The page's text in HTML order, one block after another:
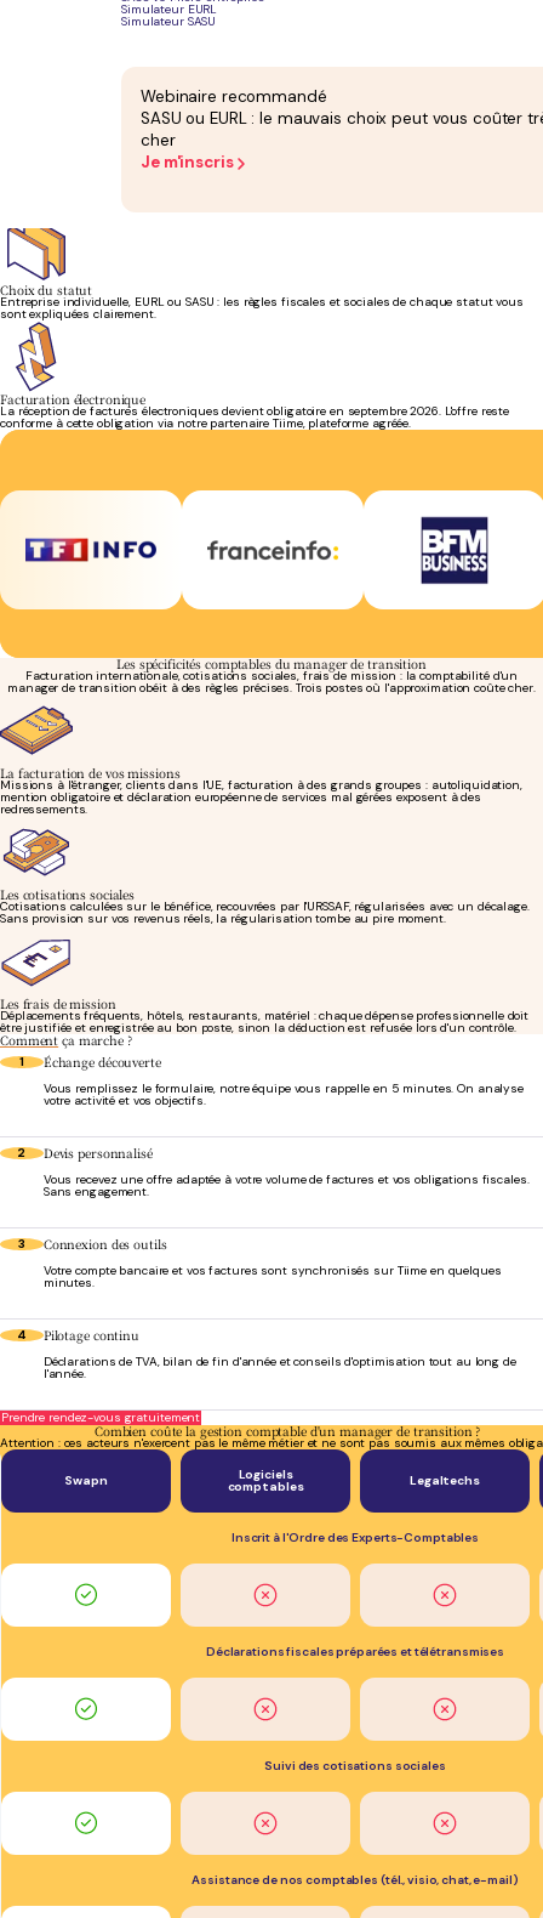
Simulateur EURL
Simulateur SASU
Webinaire recommandé
SASU ou EURL : le mauvais choix peut vous coûter
cher
Je m'inscris
Vos cotisations sont suivies sur vos chiffres réels. Les régularisations sont anticipées, plus
de mauvaise surprise en fin d'année.
est traitée selon les bonnes règles.
Choix du statut
Entreprise individuelle, EURL ou SASU : les règles fiscales et sociales de chaque statut vous
sont expliquées clairement.
Facturation électronique
La réception de factures électroniques devient obligatoire en septembre 2026. L'offre reste
conforme à cette obligation via notre partenaire Tiime, plateforme agréée.
Les spécificités comptables du manager de transition
Facturation internationale, cotisations sociales, frais de mission : la comptabilité d'un
manager de transition obéit à des règles précises. Trois postes où l'approximation coûte cher.
La facturation de vos missions
Missions à l'étranger, clients dans l'UE, facturation à des grands groupes : autoliquidation,
mention obligatoire et déclaration européenne de services mal gérées exposent à des
redressements.
Les cotisations sociales
Cotisations calculées sur le bénéfice, recouvrées par l'URSSAF, régularisées avec un décalage.
Sans provision sur vos revenus réels, la régularisation tombe au pire moment.
Les frais de mission
Déplacements fréquents, hôtels, restaurants, matériel : chaque dépense professionnelle doit
être justifiée et enregistrée au bon poste, sinon la déduction est refusée lors d'un contrôle.
Comment ça marche ?
1 Échange découverte
Vous remplissez le formulaire, notre équipe vous rappelle en 5 minutes. On analyse
votre activité et vos objectifs.
2 Devis personnalisé
Vous recevez une offre adaptée à votre volume de factures et vos obligations fiscales.
Sans engagement.
3 Connexion des outils
Votre compte bancaire et vos factures sont synchronisés sur Tiime en quelques
minutes.
4 Pilotage continu
Déclarations de TVA, bilan de fin d'année et conseils d'optimisation tout au long de
l'année.
Prendre rendez-vous gratuitement
Combien coûte la gestion comptable d'un manager de transition ?
Attention : ces acteurs n'exercent pas le même métier et ne sont pas soumis aux mêmes
Swapn Logiciels
comptables Legaltechs
Inscrit à l'Ordre des Experts-Comptables
Déclarations fiscales préparées et télétransmises
Suivi des cotisations sociales
Assistance de nos comptables (tél., visio, chat, e-mail)